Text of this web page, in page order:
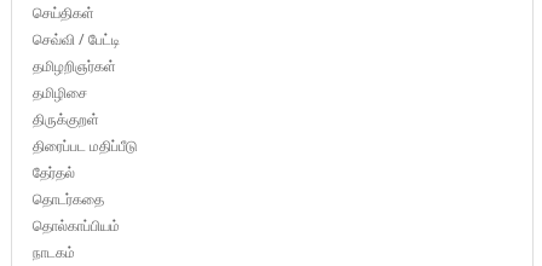
செய்திகள்
செவ்வி / பேட்டி
தமிழறிஞர்கள்
தமிழிசை
திருக்குறள்
திரைப்பட மதிப்பீடு
தேர்தல்
தொடர்கதை
தொல்காப்பியம்
நாடகம்